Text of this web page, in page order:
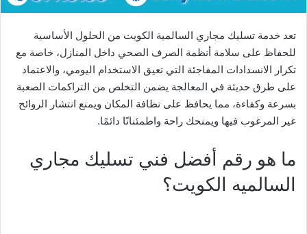
تعد خدمة تسليك مجاري السالمية الكويت من الحلول الأساسية
للحفاظ على سلامة أنظمة الصرف الصحي داخل المنازل، خاصة مع
تكرار الانسدادات المفاجئة التي تعيق الاستخدام اليومي، والاعتماد
على طرق حديثة في المعالجة يضمن التخلص من التراكمات الصعبة
بسرعة وكفاءة، مما يحافظ على نظافة المكان ويمنع انتشار الروائح
غير المرغوب فيها ويمنحك راحة واطمئنانًا دائمًا.
ما هو رقم أفضل فني تسليك مجاري
السالميه الكويت؟